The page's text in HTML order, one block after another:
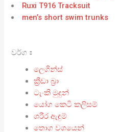
Ruxi T916 Tracksuit
men’s short swim trunks
වර්ග：
ලෙගින්ස්
ක්‍රීඩා බ්‍රා
ටැංකි මුදුන්
යෝග කෙටි කලිසම්
ශරීර ඇඳුම්
තොග වශයෙන්